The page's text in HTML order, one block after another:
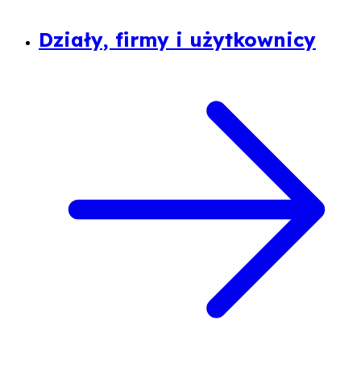
Działy, firmy i użytkownicy